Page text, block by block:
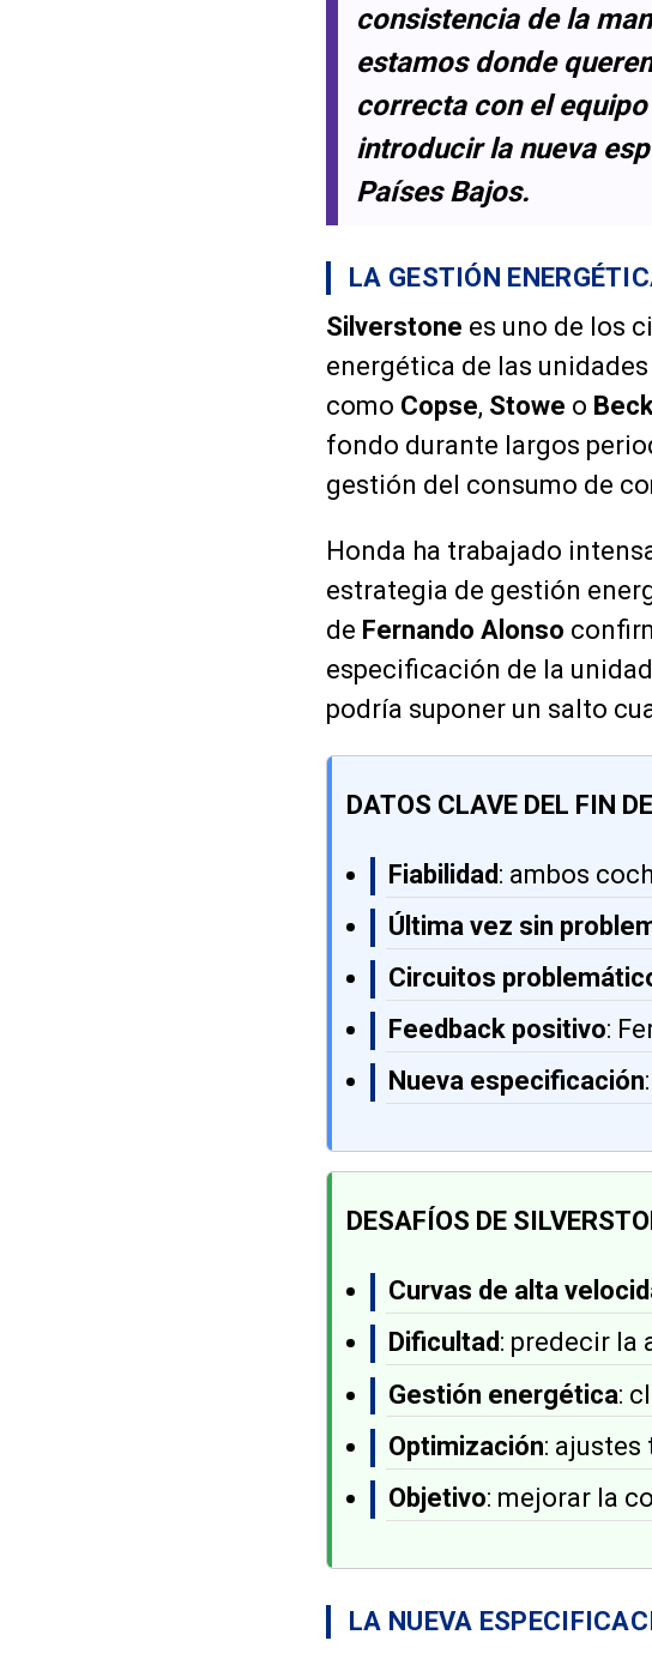
consistencia de la
estamos donde
correcta con el
introducir la nueva
Países Bajos.
LA GESTIÓN
Silverstone es uno de los
energética de las
como Copse, Stowe o
fondo durante largos
gestión del consumo de
Honda ha trabajado
estrategia de gestión
de Fernando Alonso
especificación de la
podría suponer un salto
DATOS CLAVE DEL FIN
Fiabilidad : ambos
Última vez sin
Circuitos
Feedback positivo:
Nueva especificación
DESAFÍOS DE
Curvas de alta
Dificultad: predecir la
Gestión energética:
Optimización: ajustes
Objetivo: mejorar la
LA NUEVA